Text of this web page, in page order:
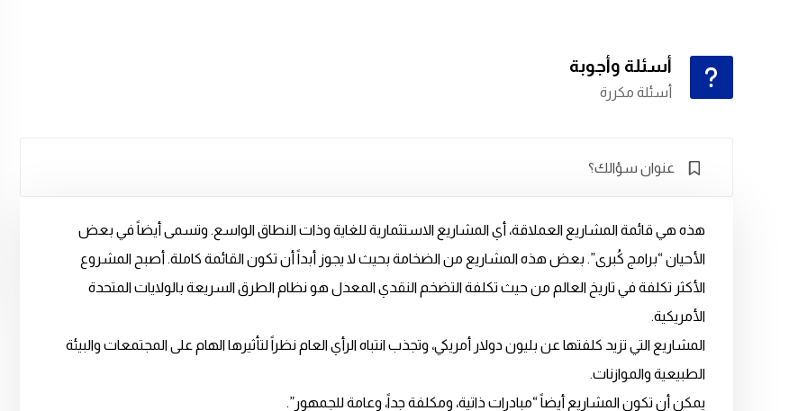
أسئلة وأجوبة
أسئلة مكررة
عنوان سؤالك؟
هذه هي قائمة المشاريع العملاقة، أي المشاريع الاستثمارية للغاية وذات النطاق الواسع. وتسمى أيضاً في بعض
الأحيان “برامج كُبرى”. بعض هذه المشاريع من الضخامة بحيث لا يجوز أبداً أن تكون القائمة كاملة. أصبح المشروع
الأكثر تكلفة في تاريخ العالم من حيث تكلفة التضخم النقدي المعدل هو نظام الطرق السريعة بالولايات المتحدة
الأمريكية.
المشاريع التي تزيد كلفتها عن بليون دولار أمريكي، وتجذب انتباه الرأي العام نظراً لتأثيرها الهام على المجتمعات والبيئة
الطبيعية والموازنات.
يمكن أن تكون المشاريع أيضاً “مبادرات ذاتية، ومكلفة جداً، وعامة للجمهور”.